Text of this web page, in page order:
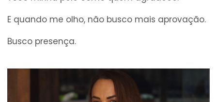
E quando me olho, não busco mais aprovação.
Busco presença.